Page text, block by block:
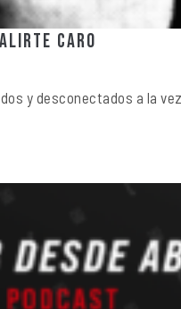
caro
y desconectados a la